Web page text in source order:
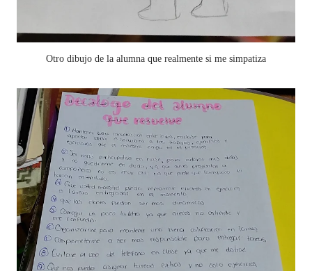
Otro dibujo de la alumna que realmente si me simpatiza